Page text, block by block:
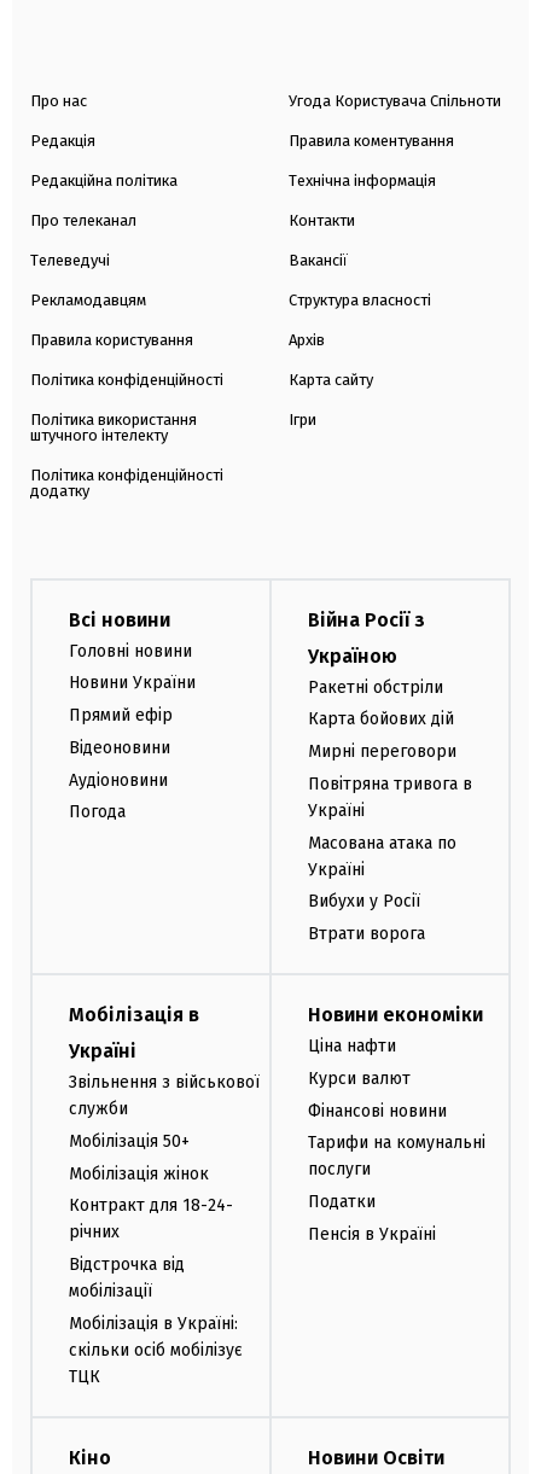
Про нас
Редакція
Редакційна політика
Про телеканал
Телеведучі
Рекламодавцям
Правила користування
Політика конфіденційності
Політика використання
штучного інтелекту
Політика конфіденційності
додатку
Угода Користувача Спільноти
Правила коментування
Технічна інформація
Контакти
Вакансії
Структура власності
Архів
Карта сайту
Ігри
Всі новини
Головні новини
Новини України
Прямий ефір
Відеоновини
Аудіоновини
Погода
Війна Росії з
Україною
Ракетні обстріли
Карта бойових дій
Мирні переговори
Повітряна тривога в
Україні
Масована атака по
Україні
Вибухи у Росії
Втрати ворога
Мобілізація в
Україні
Звільнення з військової
служби
Мобілізація 50+
Мобілізація жінок
Контракт для 18-24-
річних
Відстрочка від
мобілізації
Мобілізація в Україні:
скільки осіб мобілізує
ТЦК
Новини економіки
Ціна нафти
Курси валют
Фінансові новини
Тарифи на комунальні
послуги
Податки
Пенсія в Україні
Кіно Новини Освіти